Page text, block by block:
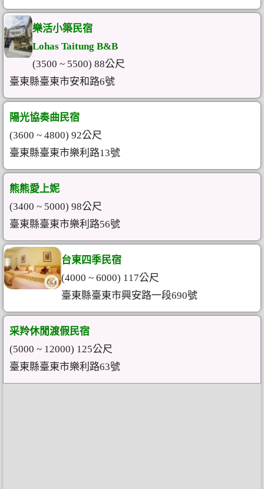
樂活小築民宿
Lohas Taitung B&B
(3500 ~ 5500) 88公尺
臺東縣臺東市安和路6號
陽光協奏曲民宿
(3600 ~ 4800) 92公尺
臺東縣臺東市樂利路13號
熊熊愛上妮
(3400 ~ 5000) 98公尺
臺東縣臺東市樂利路56號
台東四季民宿
(4000 ~ 6000) 117公尺
臺東縣臺東市興安路一段690號
采羚休閒渡假民宿
(5000 ~ 12000) 125公尺
臺東縣臺東市樂利路63號